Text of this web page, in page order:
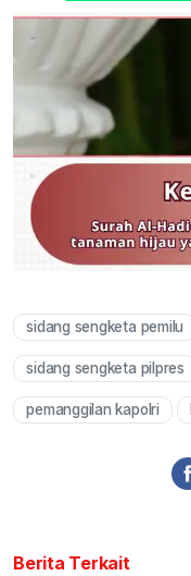
sidang sengketa pemilu
sidang sengketa pilpres
pemanggilan kapolri
Berita Terkait